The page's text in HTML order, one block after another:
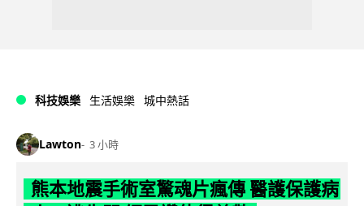
科技娛樂 生活娛樂 城中熱話
Lawton 3 小時
熊本地震手術室驚魂片瘋傳 醫護保護病